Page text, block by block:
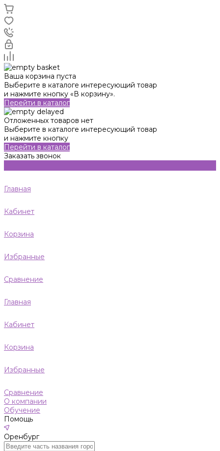
Ваша корзина пуста
Выберите в каталоге интересующий товар
и нажмите кнопку «В корзину».
Перейти в каталог
Отложенных товаров нет
Выберите в каталоге интересующий товар
и нажмите кнопку
Перейти в каталог
Заказать звонок
Главная
Кабинет
Корзина
Избранные
Сравнение
Главная
Кабинет
Корзина
Избранные
Сравнение
О компании
Обучение
Помощь
Оренбург